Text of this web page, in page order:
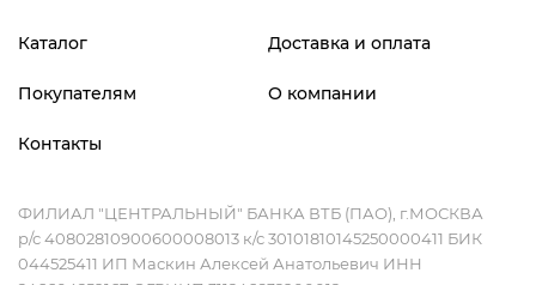
Каталог Доставка и оплата
Покупателям О компании
Контакты
ФИЛИАЛ "ЦЕНТРАЛЬНЫЙ" БАНКА ВТБ (ПАО), г.МОСКВА
р/с 40802810900600008013 к/с 30101810145250000411 БИК
044525411 ИП Маскин Алексей Анатольевич ИНН